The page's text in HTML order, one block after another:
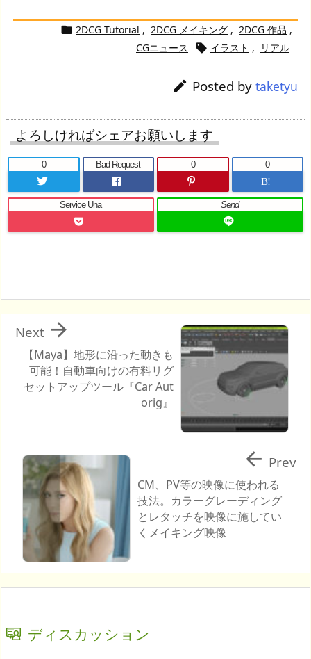
 2DCG Tutorial , 2DCG メイキング , 2DCG 作品 ,
CGニュース
 イラスト , リアル
 Posted by taketyu
よろしければシェアお願いします
0 Bad Request
0
B!
0
Service Una Send
【Maya】地形に沿った動きも
可能！自動車向けの有料リグ
セットアップツール『Car Aut
orig』

Next
CM、PV等の映像に使われる
技法。カラーグレーディング
とレタッチを映像に施してい
くメイキング映像
 Prev
ディスカッション